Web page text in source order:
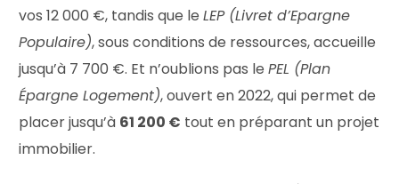
vos 12 000 €, tandis que leLEP (Livret d’Epargne
Populaire), sous conditions de ressources, accueille
jusqu’à 7 700 €. Et n’oublions pas lePEL (Plan
Épargne Logement), ouvert en 2022, qui permet de
placer jusqu’à 61 200 € tout en préparant un projet
immobilier.